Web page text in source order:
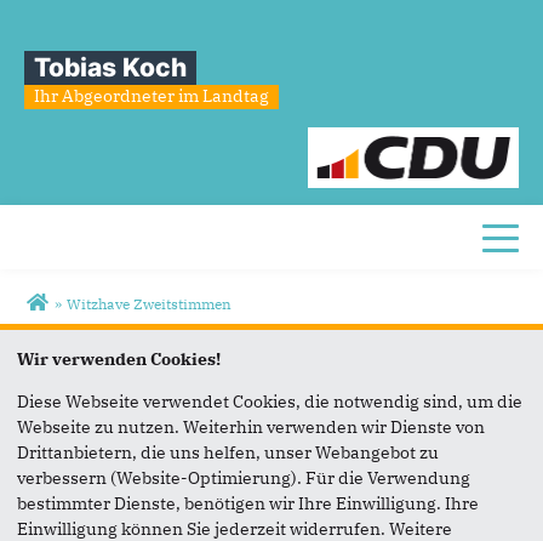
Tobias Koch
Ihr Abgeordneter im Landtag
Sie sind hier
» Witzhave Zweitstimmen
WitzhaveZweitstimmen
Wir verwenden Cookies!
Diese Webseite verwendet Cookies, die notwendig sind, um die
Webseite zu nutzen. Weiterhin verwenden wir Dienste von
Drittanbietern, die uns helfen, unser Webangebot zu
verbessern (Website-Optimierung). Für die Verwendung
bestimmter Dienste, benötigen wir Ihre Einwilligung. Ihre
Einwilligung können Sie jederzeit widerrufen. Weitere